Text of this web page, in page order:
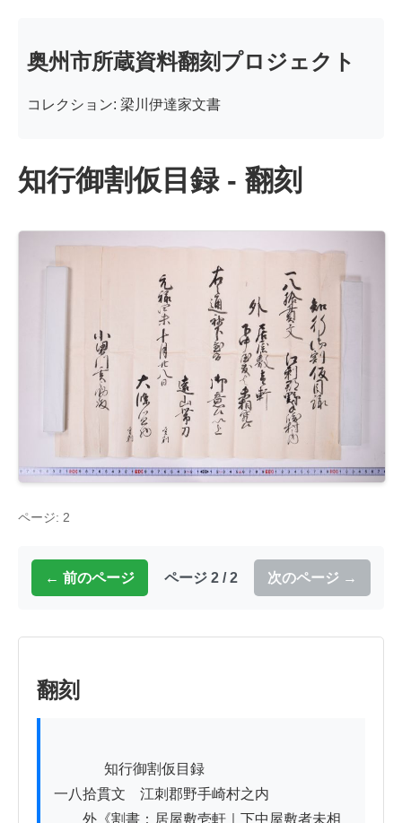
奥州市所蔵資料翻刻プロジェクト
コレクション: 梁川伊達家文書
知行御割仮目録 - 翻刻
ページ: 2
← 前のページ ページ 2 / 2 次のページ →
翻刻
一八拾貫文　江刺郡野手崎村之内
外《割書：居屋敷壱軒｜下中屋敷者未相